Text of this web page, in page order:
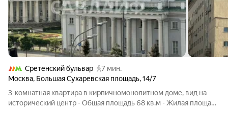
Сретенский бульвар
7 мин.
Москва, Большая Сухаревская площадь,14/7
3-комнатная квартира в кирпичномонолитном доме, вид на
исторический центр - Общая площадь 68 кв.м - Жилая площадь